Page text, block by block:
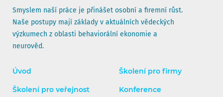
Smyslem naší práce je přinášet osobní a firemní růst.
Naše postupy mají základy v aktuálních vědeckých
výzkumech z oblasti behaviorální ekonomie a
neurověd.
Úvod Školení pro firmy
Školení pro veřejnost Konference